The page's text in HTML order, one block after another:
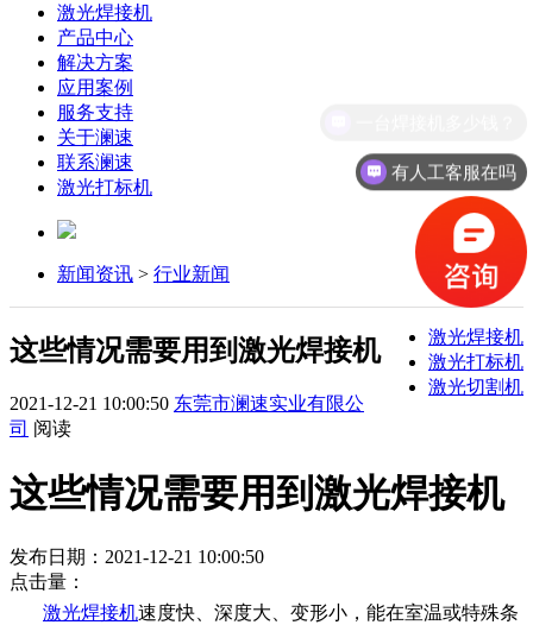
激光焊接机
产品中心
解决方案
应用案例
服务支持
关于澜速
联系澜速
激光打标机
新闻资讯 > 行业新闻
激光焊接机
激光打标机
激光切割机
这些情况需要用到激光焊接机
2021-12-21 10:00:50 东莞市澜速实业有限公
司 阅读
这些情况需要用到激光焊接机
发布日期：2021-12-21 10:00:50
点击量：
激光焊接机速度快、深度大、变形小，能在室温或特殊条
有人工客服在吗